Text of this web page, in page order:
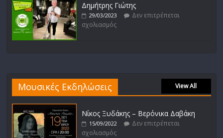
Δημήτρης Γιώτης
29/03/2023
Δεν επιτρέπεται
σχολιασμός
Μουσικές Εκδηλώσεις View All
Νίκος Ξυδάκης – Βερόνικα Δαβάκη
15/09/2022
Δεν επιτρέπεται
σχολιασμός